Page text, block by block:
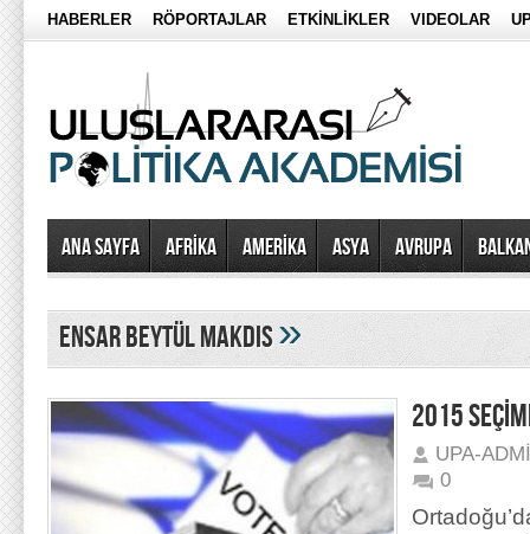
HABERLER RÖPORTAJLAR ETKİNLİKLER VIDEOLAR
Ana Sayfa AFRİKA AMERİKA ASYA AVRUPA
Ensar Beytül Makdis»
2015
UPA-
0